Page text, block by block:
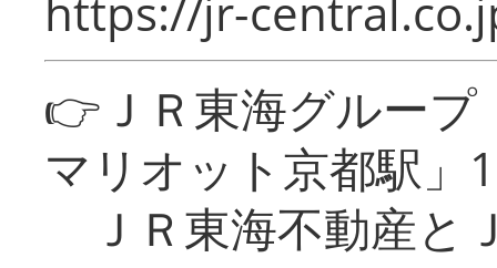
https://jr-
👉ＪＲ東海グルー
マリオット京都駅」
ＪＲ東海不動産と